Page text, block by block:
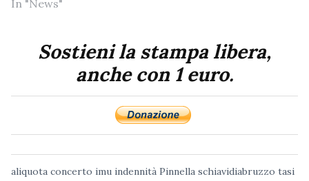
In "News"
Sostieni la stampa libera,
anche con 1 euro.
aliquota concerto imu indennità Pinnella schiavidiabruzzo tasi